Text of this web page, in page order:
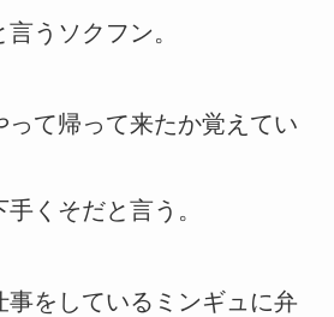
うソクフン。
って帰って来たか覚えてい
くそだと言う。
事をしているミンギュに弁